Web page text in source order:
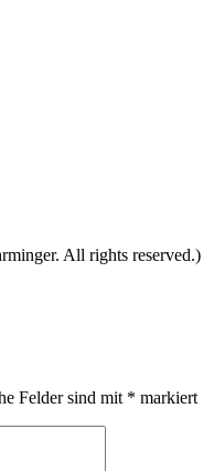
All rights reserved.)
Felder sind mit * markiert